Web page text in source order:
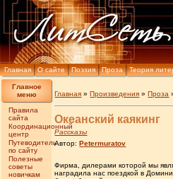
Главная О сайте Поэзия Проза Теория
Главное
меню
Правила
сайта
Координационный
центр
Путеводитель
по сайту
Полезные
советы
новичкам
Главная »Произведения »Проза
Океанский каякинг
Рассказы
Автор:Petermuratov
Фирма, дилерами которой мы
наградила нас поездкой в